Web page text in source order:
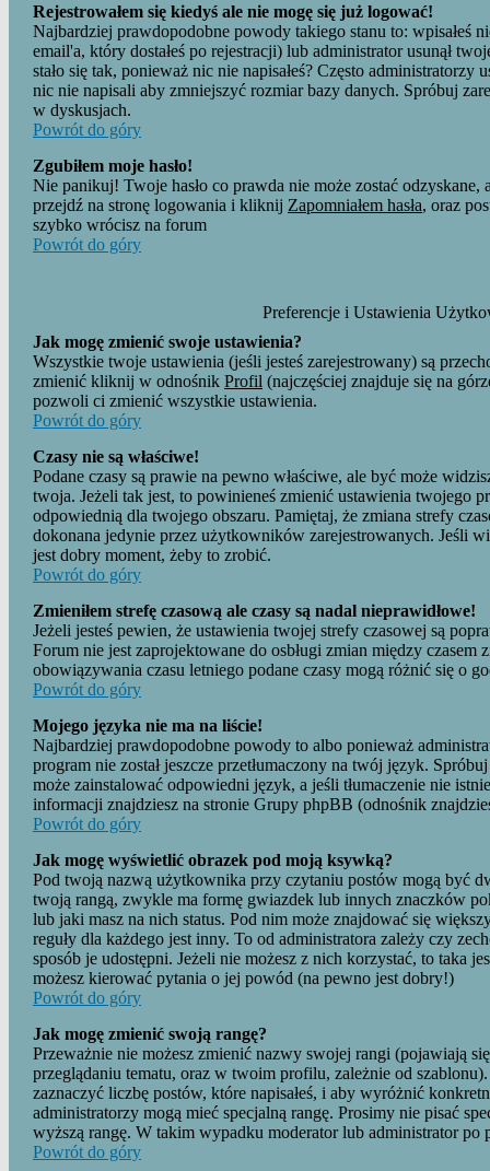
Rejestrowałem się kiedyś ale nie mogę się już logować!
Najbardziej prawdopodobne powody takiego stanu to: wpisałeś
email'a, który dostałeś po rejestracji) lub administrator usunął
stało się tak, ponieważ nic nie napisałeś? Często
nic nie napisali aby zmniejszyć rozmiar bazy danych. Spróbuj
w dyskusjach.
Powrót do góry
Zgubiłem moje hasło!
Nie panikuj! Twoje hasło co prawda nie może zostać
przejdź na stronę logowania i kliknij Zapomniałem hasła, oraz
szybko wrócisz na forum
Powrót do góry
Preferencje i Ustawienia
Jak mogę zmienić swoje ustawienia?
Wszystkie twoje ustawienia (jeśli jesteś zarejestrowany) są
zmienić kliknij w odnośnik Profil (najczęściej znajduje się na
pozwoli ci zmienić wszystkie ustawienia.
Powrót do góry
Czasy nie są właściwe!
Podane czasy są prawie na pewno właściwe, ale być może
twoja. Jeżeli tak jest, to powinieneś zmienić ustawienia twojego
odpowiednią dla twojego obszaru. Pamiętaj, że zmiana strefy
dokonana jedynie przez użytkowników zarejestrowanych. Jeśli
jest dobry moment, żeby to zrobić.
Powrót do góry
Zmieniłem strefę czasową ale czasy są nadal nieprawidłowe!
Jeżeli jesteś pewien, że ustawienia twojej strefy czasowej są
Forum nie jest zaprojektowane do osbługi zmian między
obowiązywania czasu letniego podane czasy mogą różnić się o
Powrót do góry
Mojego języka nie ma na liście!
Najbardziej prawdopodobne powody to albo ponieważ
program nie został jeszcze przetłumaczony na twój język.
może zainstalować odpowiedni język, a jeśli tłumaczenie nie
informacji znajdziesz na stronie Grupy phpBB (odnośnik
Powrót do góry
Jak mogę wyświetlić obrazek pod moją ksywką?
Pod twoją nazwą użytkownika przy czytaniu postów mogą być
twoją rangą, zwykle ma formę gwiazdek lub innych znaczków
lub jaki masz na nich status. Pod nim może znajdować się
reguły dla każdego jest inny. To od administratora zależy czy
sposób je udostępni. Jeżeli nie możesz z nich korzystać, to taka
możesz kierować pytania o jej powód (na pewno jest dobry!)
Powrót do góry
Jak mogę zmienić swoją rangę?
Przeważnie nie możesz zmienić nazwy swojej rangi (pojawiają
przeglądaniu tematu, oraz w twoim profilu, zależnie od
zaznaczyć liczbę postów, które napisałeś, i aby wyróżnić
administratorzy mogą mieć specjalną rangę. Prosimy nie pisać
wyższą rangę. W takim wypadku moderator lub administrator po
Powrót do góry